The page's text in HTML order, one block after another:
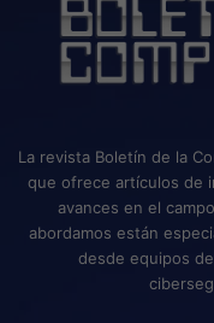
La revista Boletín de la
que ofrece artículos de
avances en el
abordamos están
desde equipos